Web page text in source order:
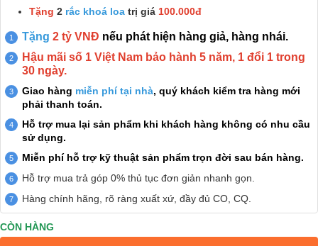
Tặng 2 rắc khoá loa trị giá 100.000đ
Tặng 2 tỷ VNĐ nếu phát hiện hàng giả, hàng nhái.
Hậu mãi số 1 Việt Nam bảo hành 5 năm, 1 đổi 1 trong
30 ngày.
Giao hàng miễn phí tại nhà, quý khách kiểm tra hàng mới
phải thanh toán.
Hỗ trợ mua lại sản phẩm khi khách hàng không có nhu cầu
sử dụng.
Miễn phí hỗ trợ kỹ thuật sản phẩm trọn đời sau bán hàng.
Hỗ trợ mua trả góp 0% thủ tục đơn giản nhanh gọn.
Hàng chính hãng, rõ ràng xuất xứ, đầy đủ CO, CQ.
CÒN HÀNG